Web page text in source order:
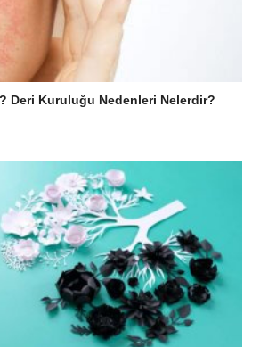
Deri Kuruluğu Nedenleri Nelerdir?